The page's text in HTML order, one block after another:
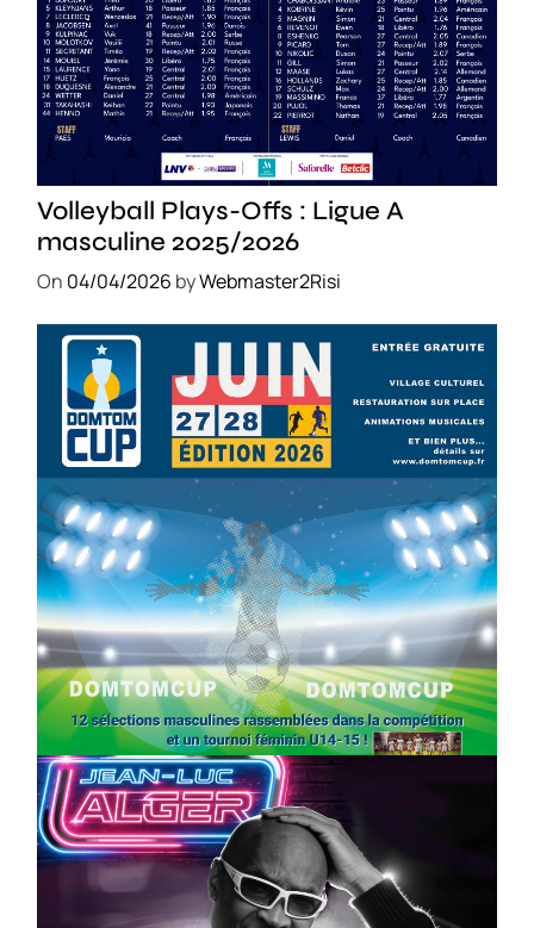
Volleyball Plays-Offs : Ligue A
masculine 2025/2026
On 04/04/2026 byWebmaster2Risi
SPORT COMPÉTITIONS FOOTBALL JEUNESSE & SPORTS
Foot : la DTC 2026 approche
On03/04/2026byWebmaster2Risi